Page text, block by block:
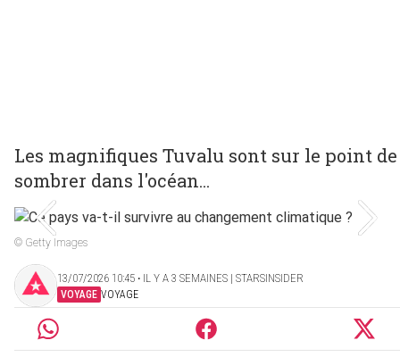
Les magnifiques Tuvalu sont sur le point de
sombrer dans l'océan...
© Getty Images
13/07/2026 10:45 ‧ IL Y A 3 SEMAINES | STARSINSIDER
VOYAGE VOYAGE